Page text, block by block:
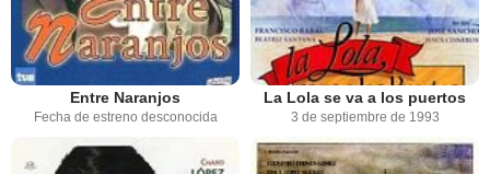
Entre Naranjos
Fecha de estreno desconocida
La Lola se va a los puertos
3 de septiembre de 1993